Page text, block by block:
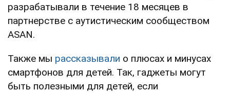
разрабатывали в течение 18 месяцев в
партнерстве с аутистическим сообществом
ASAN.
Также мы рассказывали о плюсах и минусах
смартфонов для детей. Так, гаджеты могут
быть полезными для детей, если